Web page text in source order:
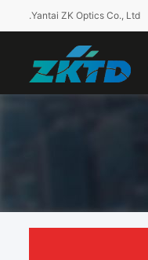
Yantai ZK Optics Co., Ltd.